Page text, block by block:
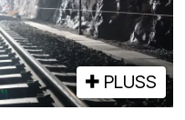
PLUSS